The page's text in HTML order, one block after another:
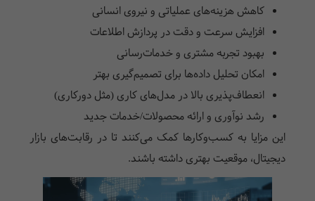
کاهش هزینه‌های عملیاتی و نیروی انسانی
افزایش سرعت و دقت در پردازش اطلاعات
بهبود تجربه مشتری و خدمات‌رسانی
امکان تحلیل داده‌ها برای تصمیم‌گیری بهتر
انعطاف‌پذیری بالا در مدل‌های کاری (مثل دورکاری)
رشد نوآوری و ارائه محصولات/خدمات جدید
این مزایا به کسب‌وکارها کمک می‌کنند تا در رقابت‌های بازار
دیجیتال، موقعیت بهتری داشته باشند.